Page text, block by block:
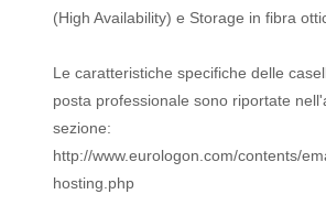
(High Availability) e Storage in fibra
Le caratteristiche specifiche delle
posta professionale sono riportate
sezione:
http://www.eurologon.com/contents/
hosting.php